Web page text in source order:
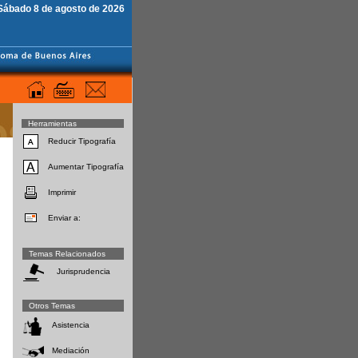
8 de agosto de 2026
Herramientas
Reducir Tipografía
Aumentar Tipografía
Imprimir
Enviar a:
Temas Relacionados
Jurisprudencia
Otros Temas
Asistencia
Mediación